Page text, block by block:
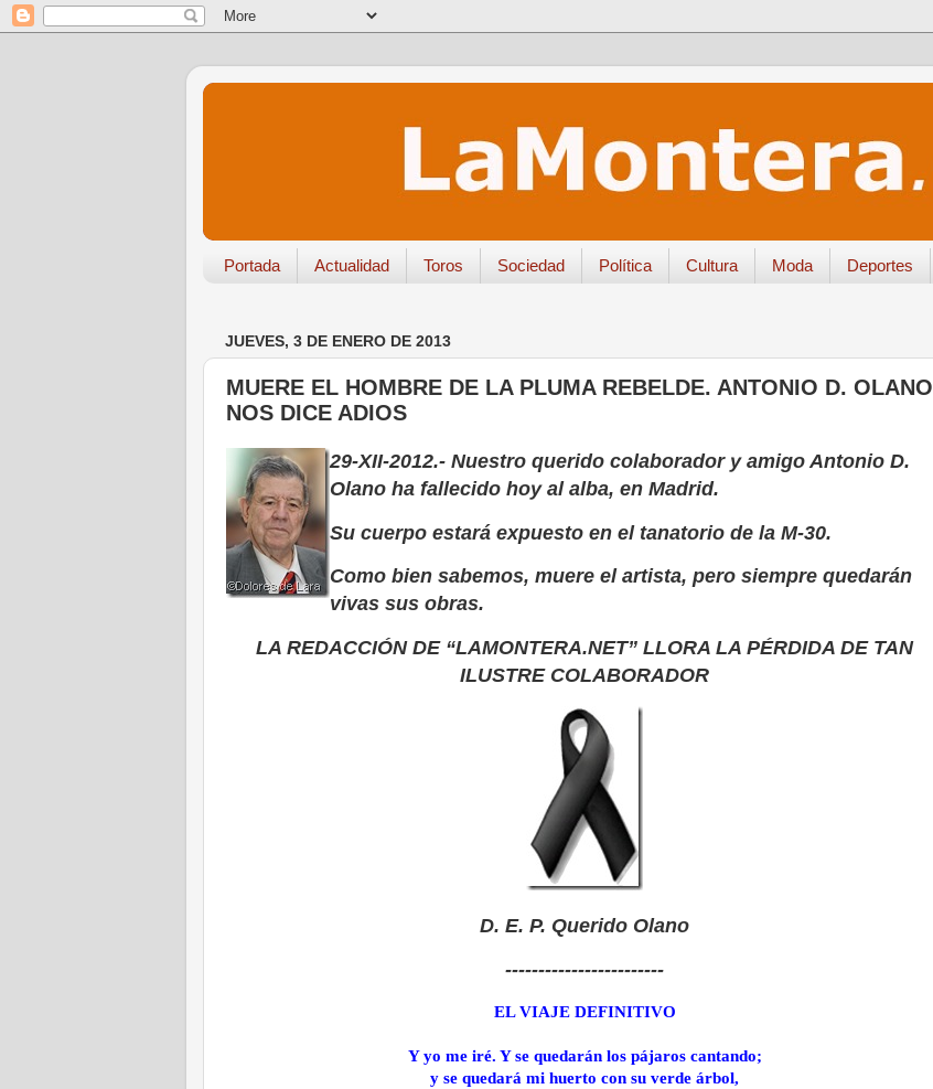
Portada Actualidad Toros Sociedad Política Cultura Moda Deportes
JUEVES, 3 DE ENERO DE 2013
MUERE EL HOMBRE DE LA PLUMA REBELDE. ANTONIO D. OLANO
NOS DICE ADIOS
29-XII-2012.- Nuestro querido colaborador y amigo Antonio D.
Olano ha fallecido hoy al alba, en Madrid.
Su cuerpo estará expuesto en el tanatorio de la M-30.
Como bien sabemos, muere el artista, pero siempre quedarán
vivas sus obras.
LA REDACCIÓN DE “LAMONTERA.NET” LLORA LA PÉRDIDA DE TAN
ILUSTRE COLABORADOR
D. E. P. Querido Olano
------------------------
EL VIAJE DEFINITIVO
Y yo me iré. Y se quedarán los pájaros cantando;
y se quedará mi huerto con su verde árbol,